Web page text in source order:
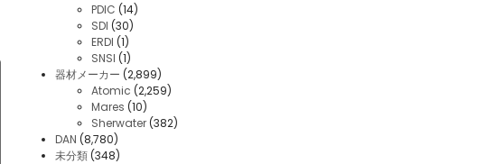
PDIC (14)
SDI (30)
ERDI (1)
SNSI (1)
器材メーカー (2,899)
Atomic (2,259)
Mares (10)
Sherwater (382)
DAN (8,780)
未分類 (348)